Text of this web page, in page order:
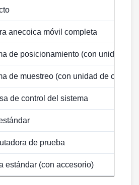
anecoica móvil completa
de posicionamiento (con unidad de
de muestreo (con unidad de control)
de control del sistema
de prueba
estándar (con accesorio)